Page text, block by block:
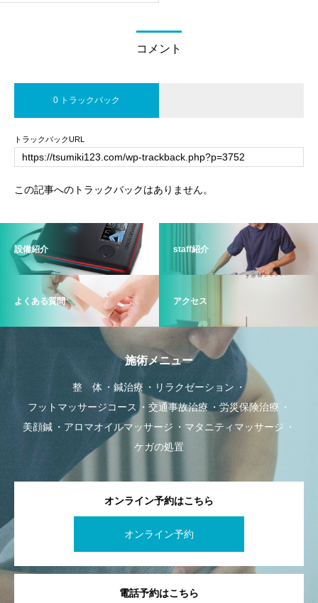
コメント
0 トラックバック
トラックバックURL
この記事へのトラックバックはありません。
設備紹介 staff紹介
よくある質問 アクセス
施術メニュー
整 体 鍼治療
リラクゼーション
フットマッサージコース
交通事故治療
労災保険治療
美顔鍼
アロマオイルマッサージ
マタニティマッサージ
ケガの処置
オンライン予約はこちら
オンライン予約
電話予約はこちら